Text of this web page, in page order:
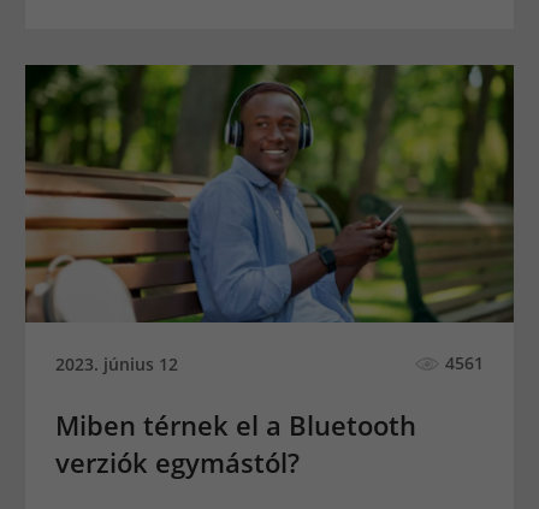
2023. június 12 4561
Miben térnek el a Bluetooth
verziók egymástól?